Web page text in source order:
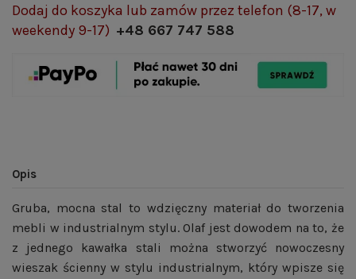
Dodaj do koszyka lub zamów przez telefon (8-17, w
weekendy 9-17) +48 667 747 588
Opis
Gruba, mocna stal to wdzięczny materiał do tworzenia
mebli w industrialnym stylu. Olaf jest dowodem na to, że
z jednego kawałka stali można stworzyć nowoczesny
wieszak ścienny w stylu industrialnym, który wpisze się